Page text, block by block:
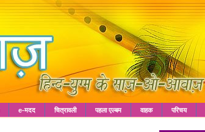
e-मदद चित्रावली पहला एल्बम वाहक परिचय